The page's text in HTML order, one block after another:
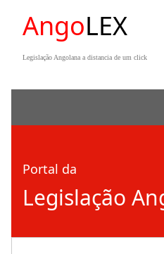
AngoLEX
Legislação Angolana a distancia de um click
Portal da
Legislação